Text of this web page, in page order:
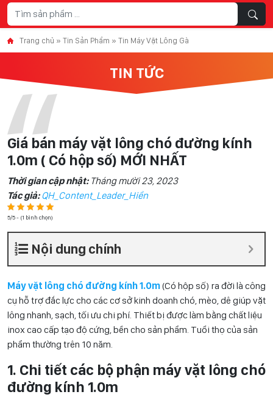
Skip to content
Trang chủ » Tin Sản Phẩm » Tin Máy Vặt Lông Gà
TIN TỨC
Giá bán máy vặt lông chó đường kính
1.0m ( Có hộp số) MỚI NHẤT
Thời gian cập nhật: Tháng mười 23, 2023
Tác giả:QH_Content_Leader_Hiền
5/5 - (1 bình chọn)
Nội dung chính
Máy vặt lông chó đường kính 1.0m(Có hộp số) ra đời là công
cụ hỗ trợ đắc lực cho các cơ sở kinh doanh chó, mèo, dê giúp vặt
lông nhanh, sạch, tối ưu chi phí. Thiết bị được làm bằng chất liệu
inox cao cấp tạo độ cứng, bền cho sản phẩm. Tuổi thọ của sản
phẩm thường trên 10 năm.
1. Chi tiết các bộ phận máy vặt lông chó
đường kính 1.0m